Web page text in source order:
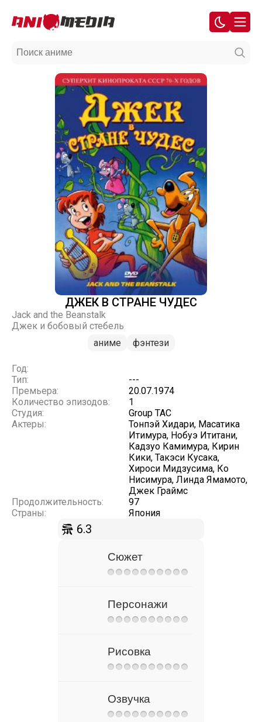
ДЖЕК В СТРАНЕ ЧУДЕС
Jack and the Beanstalk
Джек и бобовый стебель
аниме
фэнтези
Год:
Тип:
---
Премьера:
20.07.1974
Количество эпизодов:
1
Студия:
Group TAC
Актеры:
Тонпэй Хидари, Масатика
Итимура, Нобуэ Ититани,
Кадзуо Камимура, Кирин
Кики, Такэси Кусака,
Хироси Мидзусима, Ко
Нисимура, Линда Ямамото,
Джек Граймс
Продолжительность:
97
Страны:
Япония
6.3
Сюжет
Персонажи
Рисовка
Озвучка